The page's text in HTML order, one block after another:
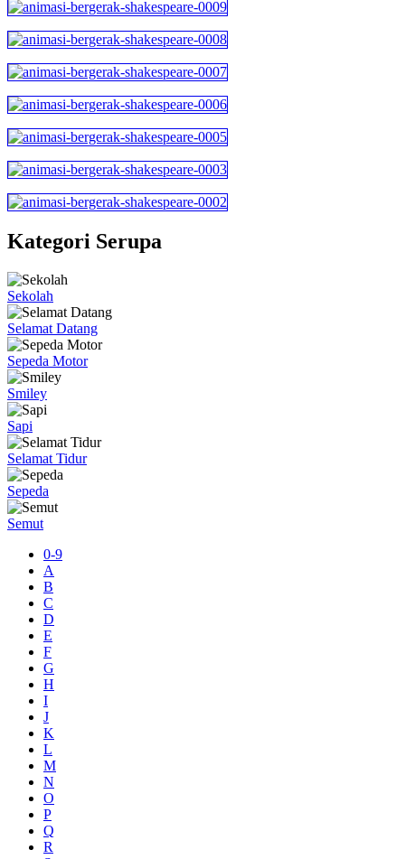
Kategori Serupa
Sekolah
Selamat Datang
Sepeda Motor
Smiley
Sapi
Selamat Tidur
Sepeda
Semut
0-9
A
B
C
D
E
F
G
H
I
J
K
L
M
N
O
P
Q
R